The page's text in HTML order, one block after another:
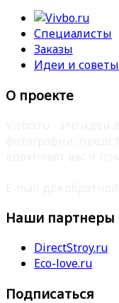
Специалисты
Заказы
Идеи и советы
О проекте
Наши партнеры
DirectStroy.ru
Eco-love.ru
Подписаться